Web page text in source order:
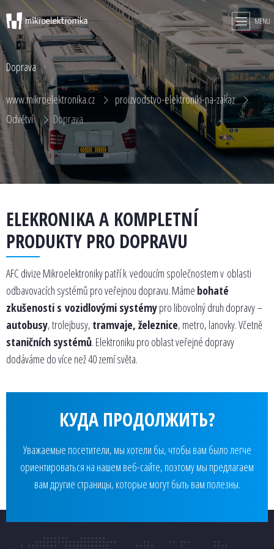
MENU
Doprava
www.mikroelektronika.cz
proizvodstvo-elektroniki-na-zakaz
Odvětví
Doprava
ELEKRONIKA A KOMPLETNÍ
PRODUKTY PRO DOPRAVU
AFC divize Mikroelektroniky patří k vedoucím společnostem v oblasti
odbavovacích systémů pro veřejnou dopravu. Máme bohaté
zkušenosti s vozidlovými systémypro libovolný druh dopravy –
autobusy, trolejbusy, tramvaje, železnice, metro, lanovky. Včetně
staničních systémů. Elektroniku pro oblast veřejné dopravy
dodáváme do více než 40 zemí světa.
КУДА ПРОДОЛЖИТЬ?
Уважаемые посетители, мы хотели бы, чтобы вам было легче
ориентироваться на нашем веб-сайте, поэтому мы предлагаем
вам другие страницы, которые могут быть вам полезны.